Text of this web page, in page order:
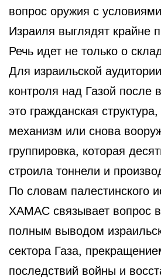
вопрос оружия с
Израиля выглядят крайне
Речь идет не только о
Для израильской
контроля над Газой после
это гражданская
механизм или снова
группировка, которая
строила тоннели и
По словам палестинского
ХАМАС связывает вопрос
полным выводом
сектора Газа,
последствий войны и